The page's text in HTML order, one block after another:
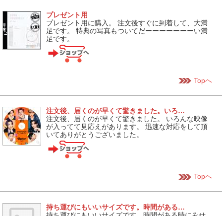
プレゼント用
プレゼント用に購入。 注文後すぐに到着して、大満
足です。 特典の写真もついてだーーーーーーーい満
足です。
Topへ
注文後、届くのが早くて驚きました。いろ…
注文後、届くのが早くて驚きました。 いろんな映像
が入ってて見応えがあります。 迅速な対応をして頂
いてありがとうございました。
Topへ
持ち運びにもいいサイズです。時間がある…